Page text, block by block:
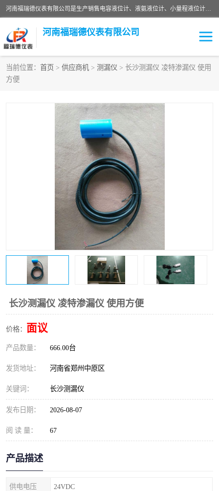
河南福瑞德仪表有限公司是生产销售电容液位计、液氨液位计、小量程液位计定制、智能锅炉水位计、液氮液位计等；并在产品开发、研制的过程中，吸取国内外仪器仪表的技术精华，建立了一支高、精、尖的科研开发队伍，使产品性能不断升级。
河南福瑞德仪表有限公司
当前位置： 首页 > 供应商机 > 测漏仪 > 长沙测漏仪 凌特渗漏仪 使用
方便
长沙测漏仪 凌特渗漏仪 使用方便
价格： 面议
产品数量： 666.00台
发货地址： 河南省郑州中原区
关键词： 长沙测漏仪
发布日期： 2026-08-07
阅 读 量： 67
产品描述
供电电压 24VDC
液位计
流量传感器
液氮液位计
液位计传感器定制
物位计
测漏仪
锅炉水位计
智能锅炉水位计 电容液位计
流量仪表 加油站液位仪